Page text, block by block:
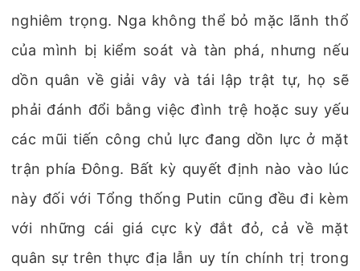
nghiêm trọng. Nga không thể bỏ mặc lãnh thổ
của mình bị kiểm soát và tàn phá, nhưng nếu
dồn quân về giải vây và tái lập trật tự, họ sẽ
phải đánh đổi bằng việc đình trệ hoặc suy yếu
các mũi tiến công chủ lực đang dồn lực ở mặt
trận phía Đông. Bất kỳ quyết định nào vào lúc
này đối với Tổng thống Putin cũng đều đi kèm
với những cái giá cực kỳ đắt đỏ, cả về mặt
quân sự trên thực địa lẫn uy tín chính trị trong